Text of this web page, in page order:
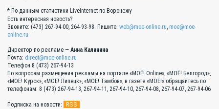
* По данным статистики Liveinternet по Воронежу
Есть интересная новость?
Звоните: (473) 267-94-00, 264-93-98. Пишите: web@moe-online.ru, moe@moe-
online.ru
Директор по рекламе — Анна Калинина
Почта: direct@moe-online.ru
Телефон 8 (473) 267-94-13
По вопросам размещения рекламы на портале «МОЁ! Online», «МОЁ! Белгород»,
«МОЁ! Курск», «МОЁ! Липецк», «МОЁ! Тамбов», в газете «МОЁ!» обращайтесь по
телефонам: 8 (473) 267-94-13, 267-94-11, 267-94-10, 267-94-08, 267-94-07, 267-94-06
Подписка на новости: RSS